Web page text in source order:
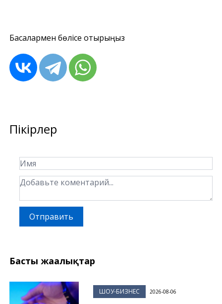
Басқалармен бөлісе отырыңыз
Пікірлер
Отправить
Басты жаңалықтар
ШОУ-БИЗНЕС 2026-08-06